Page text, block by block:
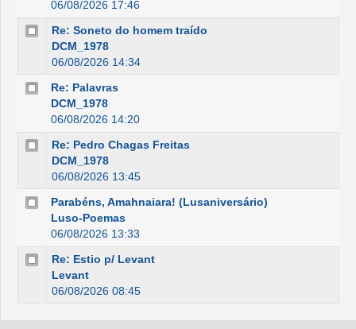
06/08/2026 17:46
Re: Soneto do homem traído
DCM_1978
06/08/2026 14:34
Re: Palavras
DCM_1978
06/08/2026 14:20
Re: Pedro Chagas Freitas
DCM_1978
06/08/2026 13:45
Parabéns, Amahnaiara! (Lusaniversário)
Luso-Poemas
06/08/2026 13:33
Re: Estio p/ Levant
Levant
06/08/2026 08:45